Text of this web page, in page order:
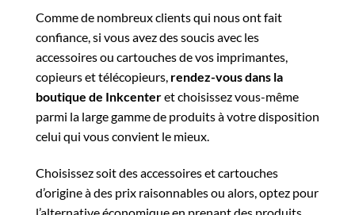
Comme de nombreux clients qui nous ont fait
confiance, si vous avez des soucis avec les
accessoires ou cartouches de vos imprimantes,
copieurs et télécopieurs, rendez-vous dans la
boutique de Inkcenteret choisissez vous-même
parmi la large gamme de produits à votre disposition
celui qui vous convient le mieux.
Choisissez soit des accessoires et cartouches
d’origine à des prix raisonnables ou alors, optez pour